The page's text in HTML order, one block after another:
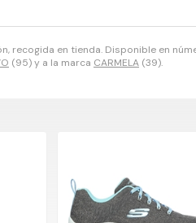
recogida en tienda. Disponible en
(95) y a la marca CARMELA (39).